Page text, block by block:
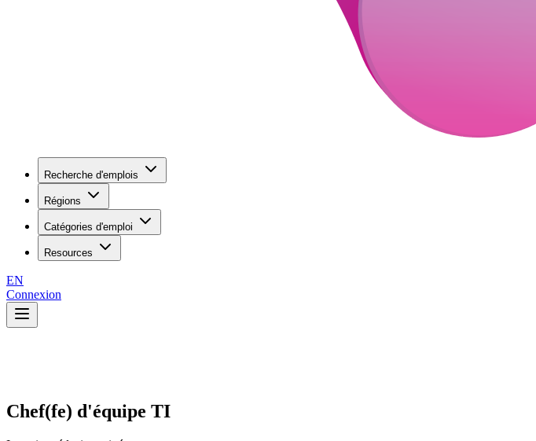
Recherche d'emplois
Régions
Catégories d'emploi
Resources
EN
Connexion
Chef(fe) d'équipe TI